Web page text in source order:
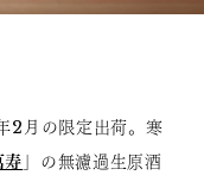
2月の限定出荷。寒
」の無濾過生原酒